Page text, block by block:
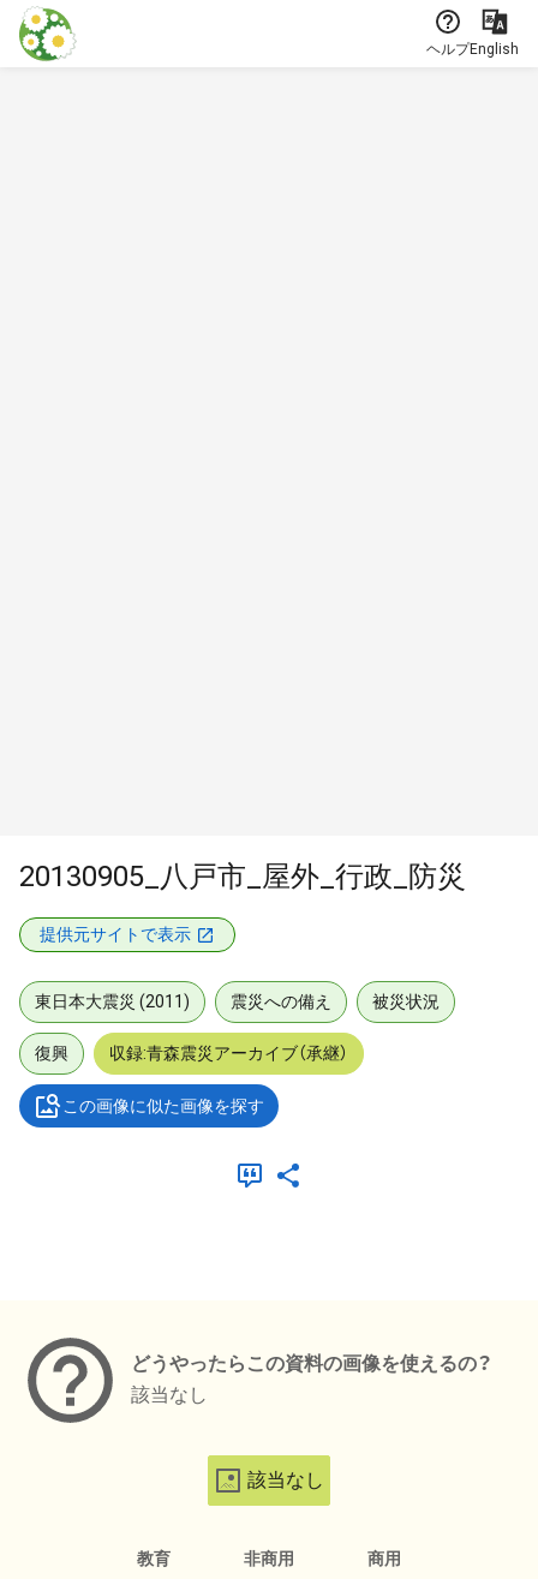
本文に飛ぶ
ヘルプEnglish
20130905_八戸市_屋外_行政_防災
提供元サイトで表示
東日本大震災 (2011) 震災への備え 被災状況
復興 収録:青森震災アーカイブ（承継）
この画像に似た画像を探す
どうやったらこの資料の画像を使えるの？
該当なし
該当なし
教育 非商用 商用